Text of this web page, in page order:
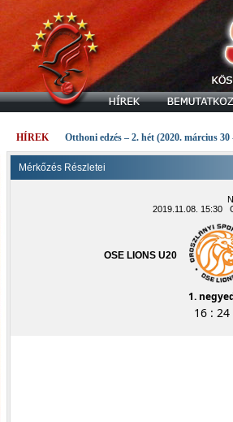
HÍREK Otthoni edzés – 2. hét (2020. március
Mérkőzés Részletei
2019.11.08. 15:30
OSE LIONS U20
1.
16 : 24